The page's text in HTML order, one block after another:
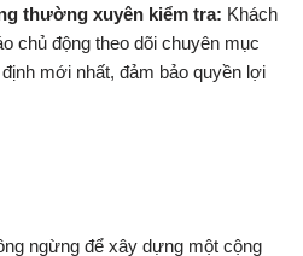
thường xuyên kiểm tra: Khách
chủ động theo dõi chuyên mục
mới nhất, đảm bảo quyền lợi
ngừng để xây dựng một cộng